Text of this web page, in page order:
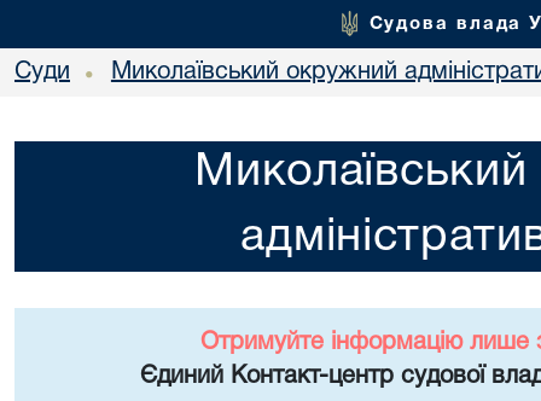
Судова влада
Суди • Миколаївський окружний
Отримуйте інформацію лише
Єдиний Контакт-центр судової